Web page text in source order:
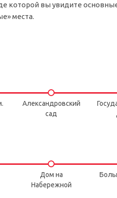
которой вы увидите
места.
Александровский
сад
Дом на
Набережной